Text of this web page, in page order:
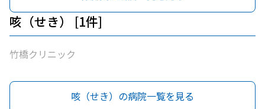
咳（せき） [1件]
竹橋クリニック
咳（せき）の病院一覧を見る